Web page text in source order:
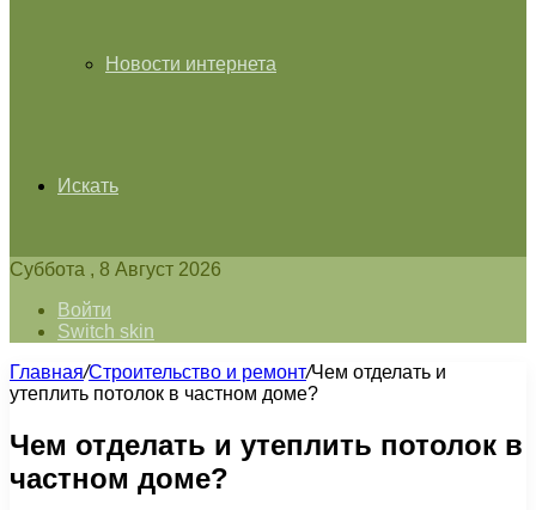
Новости интернета
Искать
Суббота , 8 Август 2026
Войти
Switch skin
Главная/Строительство и ремонт/Чем отделать и
утеплить потолок в частном доме?
Чем отделать и утеплить потолок в
частном доме?